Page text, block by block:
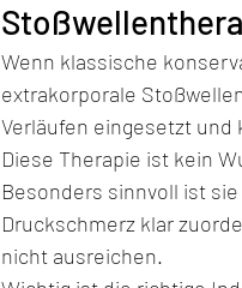
Wenn klassische
extrakorporale
Verläufen eingesetzt und
Diese Therapie ist kein
Besonders sinnvoll ist
Druckschmerz klar
nicht ausreichen.